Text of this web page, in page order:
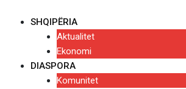
SHQIPËRIA
Aktualitet
Ekonomi
DIASPORA
Komunitet